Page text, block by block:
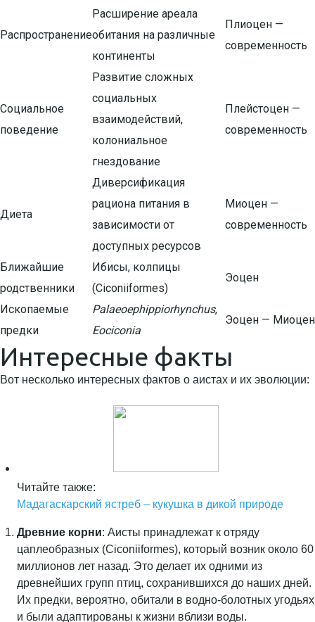
Распространение
Расширение ареала
обитания на различные
континенты
Плиоцен —
современность
Социальное
поведение
Развитие сложных
социальных
взаимодействий,
колониальное
гнездование
Плейстоцен —
современность
Диета
Диверсификация
рациона питания в
зависимости от
доступных ресурсов
Миоцен —
современность
Ближайшие
родственники
Ибисы, колпицы
(Ciconiiformes)
Эоцен
Ископаемые
предки
Palaeoephippiorhynchus,
Eociconia
Эоцен — Миоцен
Интересные факты
Вот несколько интересных фактов о аистах и их эволюции:
Читайте также:
Мадагаскарский ястреб – кукушка в дикой природе
Древние корни: Аисты принадлежат к отряду
цаплеобразных (Ciconiiformes), который возник около 60
миллионов лет назад. Это делает их одними из
древнейших групп птиц, сохранившихся до наших дней.
Их предки, вероятно, обитали в водно-болотных угодьях
и были адаптированы к жизни вблизи воды.